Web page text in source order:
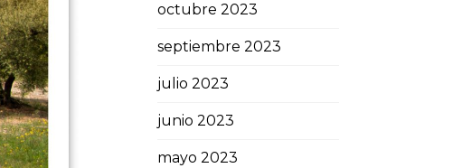
octubre 2023
septiembre 2023
julio 2023
junio 2023
mayo 2023